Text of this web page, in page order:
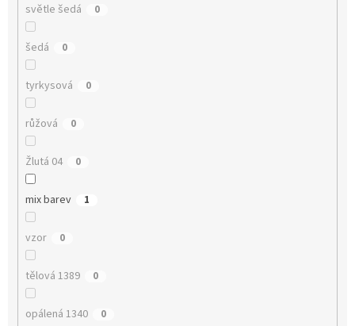
světle šedá 0
šedá 0
tyrkysová 0
růžová 0
Žlutá 04 0
mix barev 1
vzor 0
tělová 1389 0
opálená 1340 0